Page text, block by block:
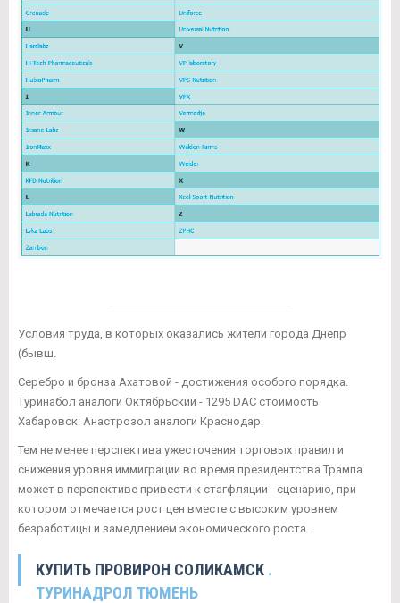
Условия труда, в которых оказались жители города Днепр
(бывш.
Серебро и бронза Ахатовой - достижения особого порядка.
Туринабол аналоги Октябрьский - 1295 DAC стоимость
Хабаровск: Анастрозол аналоги Краснодар.
Тем не менее перспектива ужесточения торговых правил и
снижения уровня иммиграции во время президентства Трампа
может в перспективе привести к стагфляции - сценарию, при
котором отмечается рост цен вместе с высоким уровнем
безработицы и замедлением экономического роста.
КУПИТЬ ПРОВИРОН СОЛИКАМСК .
ТУРИНАДРОЛ ТЮМЕНЬ